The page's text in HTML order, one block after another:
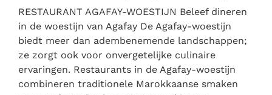
RESTAURANT AGAFAY-WOESTIJN Beleef dineren
in de woestijn van Agafay De Agafay-woestijn
biedt meer dan adembenemende landschappen;
ze zorgt ook voor onvergetelijke culinaire
ervaringen. Restaurants in de Agafay-woestijn
combineren traditionele Marokkaanse smaken